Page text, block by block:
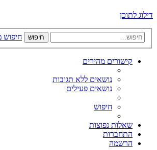
דילוג לתוכן
חיפוש
קישורים מהירים
נושאים ללא תגובות
נושאים פעילים
חיפוש
שאלות נפוצות
התחברות
הרשמה